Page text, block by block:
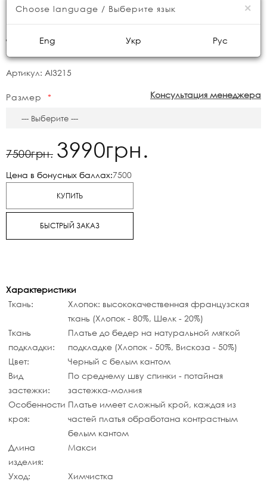
Длинный сарафан на бретелях
Артикул: AI3215
Консультация менеджера
Размер
7500грн. 3990грн.
Цена в бонусных баллах:7500
КУПИТЬ
БЫСТРЫЙ ЗАКАЗ
Характеристики
Ткань:
Хлопок: высококачественная французская
ткань (Хлопок - 80%, Шелк - 20%)
Ткань
подкладки:
Платье до бедер на натуральной мягкой
подкладке (Хлопок - 50%, Вискоза - 50%)
Цвет:
Черный с белым кантом
Вид
застежки:
По среднему шву спинки - потайная
застежка-молния
Особенности
кроя:
Платье имеет сложный крой, каждая из
частей платья обработана контрастным
белым кантом
Длина
изделия:
Макси
Уход: Химчистка
×
Choose language / Выберите язык
Eng Укр Рус